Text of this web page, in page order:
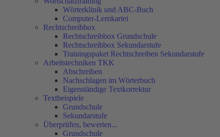
Wörterklinik und ABC-Buch
Computer-Lernkartei
Rechtschreibbox
Rechtschreibbox Grundschule
Rechtschreibbox Sekundarstufe
Trainingspaket Rechtschreiben Sekundarstufe
Arbeitstechniken TKK
Abschreiben
Nachschlagen im Wörterbuch
Eigenständige Textkorrektur
Textbeispiele
Grundschule
Sekundarstufe
Überprüfen, bewerten...
Grundschule